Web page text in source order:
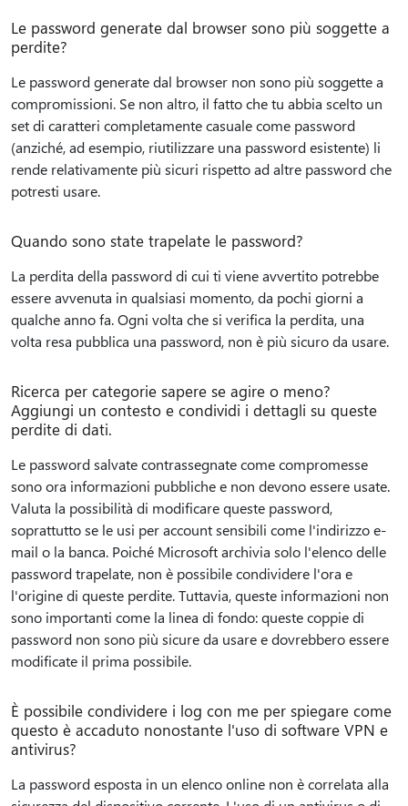
Le password generate dal browser sono più soggette a
perdite?
Le password generate dal browser non sono più soggette a
compromissioni. Se non altro, il fatto che tu abbia scelto un
set di caratteri completamente casuale come password
(anziché, ad esempio, riutilizzare una password esistente) li
rende relativamente più sicuri rispetto ad altre password che
potresti usare.
Quando sono state trapelate le password?
La perdita della password di cui ti viene avvertito potrebbe
essere avvenuta in qualsiasi momento, da pochi giorni a
qualche anno fa. Ogni volta che si verifica la perdita, una
volta resa pubblica una password, non è più sicuro da usare.
Ricerca per categorie sapere se agire o meno?
Aggiungi un contesto e condividi i dettagli su queste
perdite di dati.
Le password salvate contrassegnate come compromesse
sono ora informazioni pubbliche e non devono essere usate.
Valuta la possibilità di modificare queste password,
soprattutto se le usi per account sensibili come l'indirizzo e-
mail o la banca. Poiché Microsoft archivia solo l'elenco delle
password trapelate, non è possibile condividere l'ora e
l'origine di queste perdite. Tuttavia, queste informazioni non
sono importanti come la linea di fondo: queste coppie di
password non sono più sicure da usare e dovrebbero essere
modificate il prima possibile.
È possibile condividere i log con me per spiegare come
questo è accaduto nonostante l'uso di software VPN e
antivirus?
La password esposta in un elenco online non è correlata alla